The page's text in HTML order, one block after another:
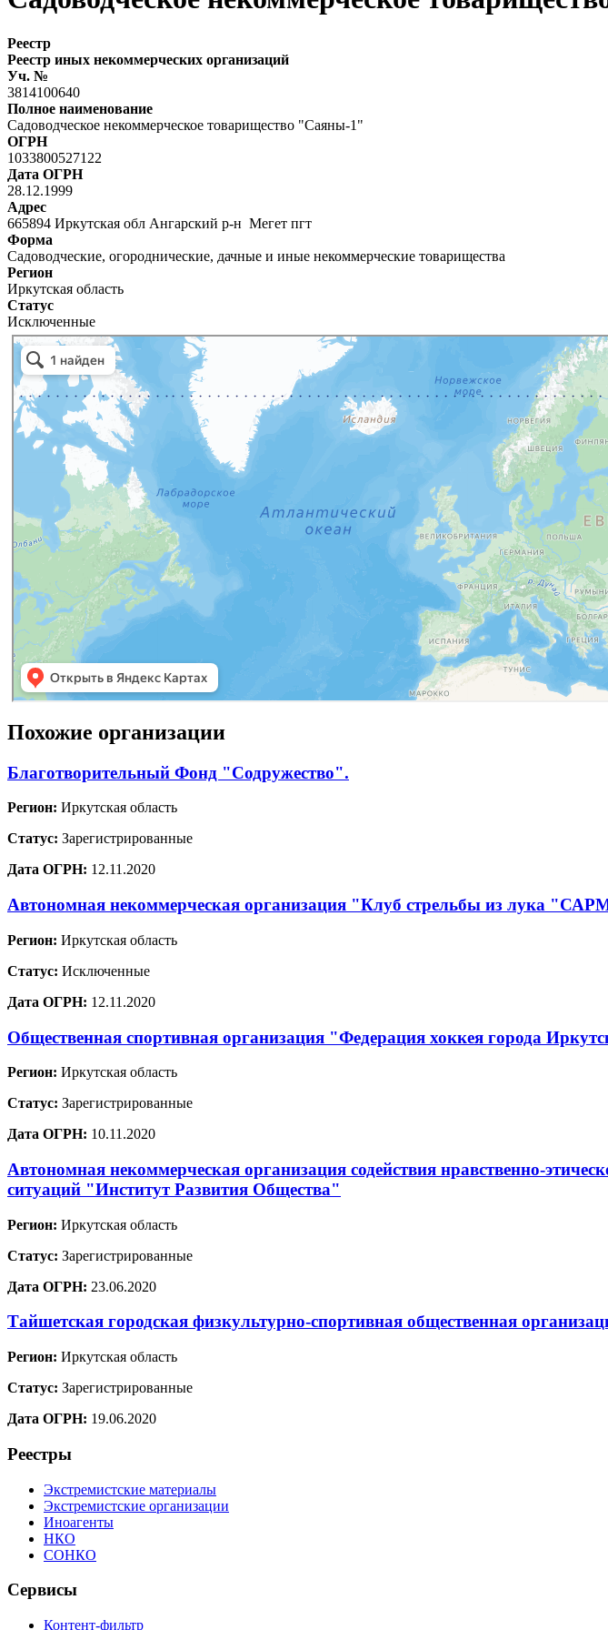
Реестр
Реестр иных некоммерческих организаций
Уч. №
3814100640
Полное наименование
Садоводческое некоммерческое товарищество "Саяны-1"
ОГРН
1033800527122
Дата ОГРН
28.12.1999
Адрес
665894 Иркутская обл Ангарский р-н Мегет пгт
Форма
Садоводческие, огороднические, дачные и иные некоммерческие товарищества
Регион
Иркутская область
Статус
Исключенные
Похожие организации
Благотворительный Фонд "Содружество".
Регион: Иркутская область
Статус: Зарегистрированные
Дата ОГРН: 12.11.2020
Автономная некоммерческая организация "Клуб стрельбы из лука
Регион: Иркутская область
Статус: Исключенные
Дата ОГРН: 12.11.2020
Общественная спортивная организация "Федерация хоккея города
Регион: Иркутская область
Статус: Зарегистрированные
Дата ОГРН: 10.11.2020
Автономная некоммерческая организация содействия нравственно-
ситуаций "Институт Развития Общества"
Регион: Иркутская область
Статус: Зарегистрированные
Дата ОГРН: 23.06.2020
Тайшетская городская физкультурно-спортивная общественная
Регион: Иркутская область
Статус: Зарегистрированные
Дата ОГРН: 19.06.2020
Реестры
Экстремистские материалы
Экстремистские организации
Иноагенты
НКО
СОНКО
Сервисы
Контент-фильтр